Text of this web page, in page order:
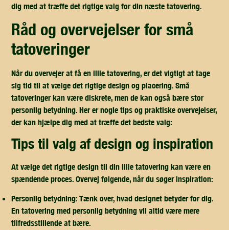
dig med at træffe det rigtige valg for din næste tatovering.
råd og overvejelser for små
tatoveringer
Når du overvejer at få en lille tatovering, er det vigtigt at tage
sig tid til at vælge det rigtige design og placering. Små
tatoveringer kan være diskrete, men de kan også bære stor
personlig betydning. Her er nogle tips og praktiske overvejelser,
der kan hjælpe dig med at træffe det bedste valg:
tips til valg af design og inspiration
At vælge det rigtige design til din lille tatovering kan være en
spændende proces. Overvej følgende, når du søger inspiration:
Personlig betydning: Tænk over, hvad designet betyder for dig.
En tatovering med personlig betydning vil altid være mere
tilfredsstillende at bære.